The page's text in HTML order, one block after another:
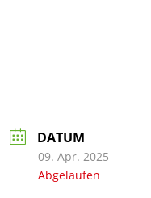
DATUM
09. Apr. 2025
Abgelaufen